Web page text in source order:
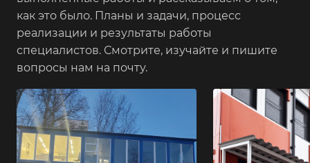
как это было. Планы и задачи, процесс
реализации и результаты работы
специалистов. Смотрите, изучайте и пишите
вопросы нам на почту.